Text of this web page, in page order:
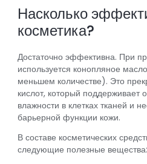
Насколько
косметика?
Достаточно эффективна. При
используется конопляное
меньшем количестве). Это
кислот, который поддерживает
влажности в клетках тканей и
барьерной функции кожи.
В составе косметических
следующие полезные вещества: